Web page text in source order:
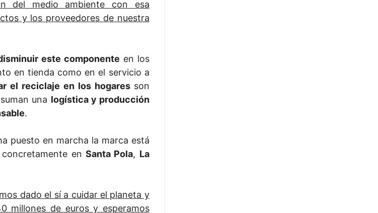
del medio ambiente con esa
y los proveedores de nuestra
este componente en los
en tienda como en el servicio a
el reciclaje en los hogares son
una logística y producción
.
puesto en marcha la marca está
concretamente enSanta Pola, La
dado el sí a cuidar el planeta y
millones de euros y esperamos